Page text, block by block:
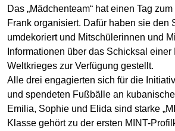
Das „Mädchenteam“ hat einen Tag
Frank organisiert. Dafür haben sie den
umdekoriert und Mitschülerinnen und
Informationen über das Schicksal einer
Weltkrieges zur Verfügung gestellt.
Alle drei engagierten sich für die
und spendeten Fußbälle an
Emilia, Sophie und Elida sind starke
Klasse gehört zu der ersten MINT-